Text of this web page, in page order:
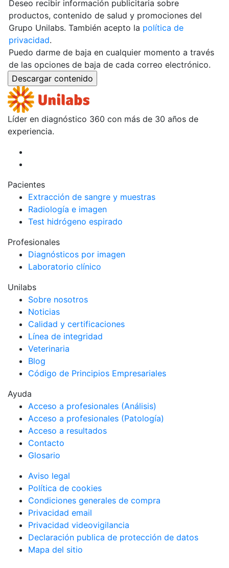
Deseo recibir información publicitaria sobre
productos, contenido de salud y promociones del
Grupo Unilabs. También acepto la política de
privacidad.
Puedo darme de baja en cualquier momento a través
de las opciones de baja de cada correo electrónico.
Líder en diagnóstico 360 con más de 30 años de
experiencia.
Pacientes
Extracción de sangre y muestras
Radiología e imagen
Test hidrógeno espirado
Profesionales
Diagnósticos por imagen
Laboratorio clínico
Unilabs
Sobre nosotros
Noticias
Calidad y certificaciones
Línea de integridad
Veterinaria
Blog
Código de Principios Empresariales
Ayuda
Acceso a profesionales (Análisis)
Acceso a profesionales (Patología)
Acceso a resultados
Contacto
Glosario
Aviso legal
Política de cookies
Condiciones generales de compra
Privacidad email
Privacidad videovigilancia
Declaración publica de protección de datos
Mapa del sitio